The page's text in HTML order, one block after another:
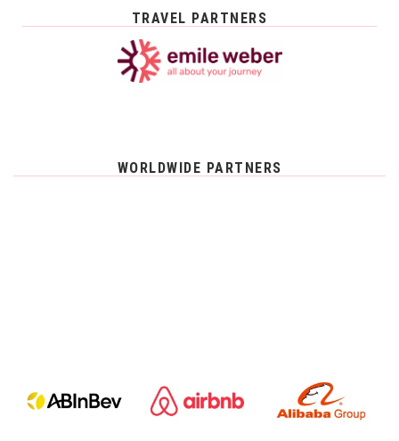
TRAVEL PARTNERS
WORLDWIDE PARTNERS